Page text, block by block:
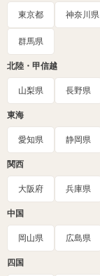
東京都 神奈川県
群馬県
北陸・甲信越
山梨県 長野県
東海
愛知県 静岡県
関西
大阪府 兵庫県
中国
岡山県 広島県
四国